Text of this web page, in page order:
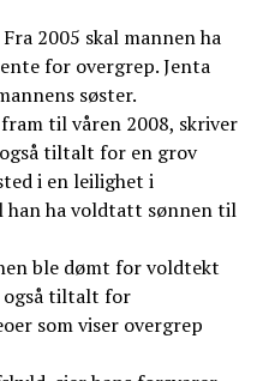
2005 skal mannen ha
for overgrep. Jenta
søster.
til våren 2008, skriver
tiltalt for en grov
i en leilighet i
han ha voldtatt sønnen til
ble dømt for voldtekt
også tiltalt for
som viser overgrep